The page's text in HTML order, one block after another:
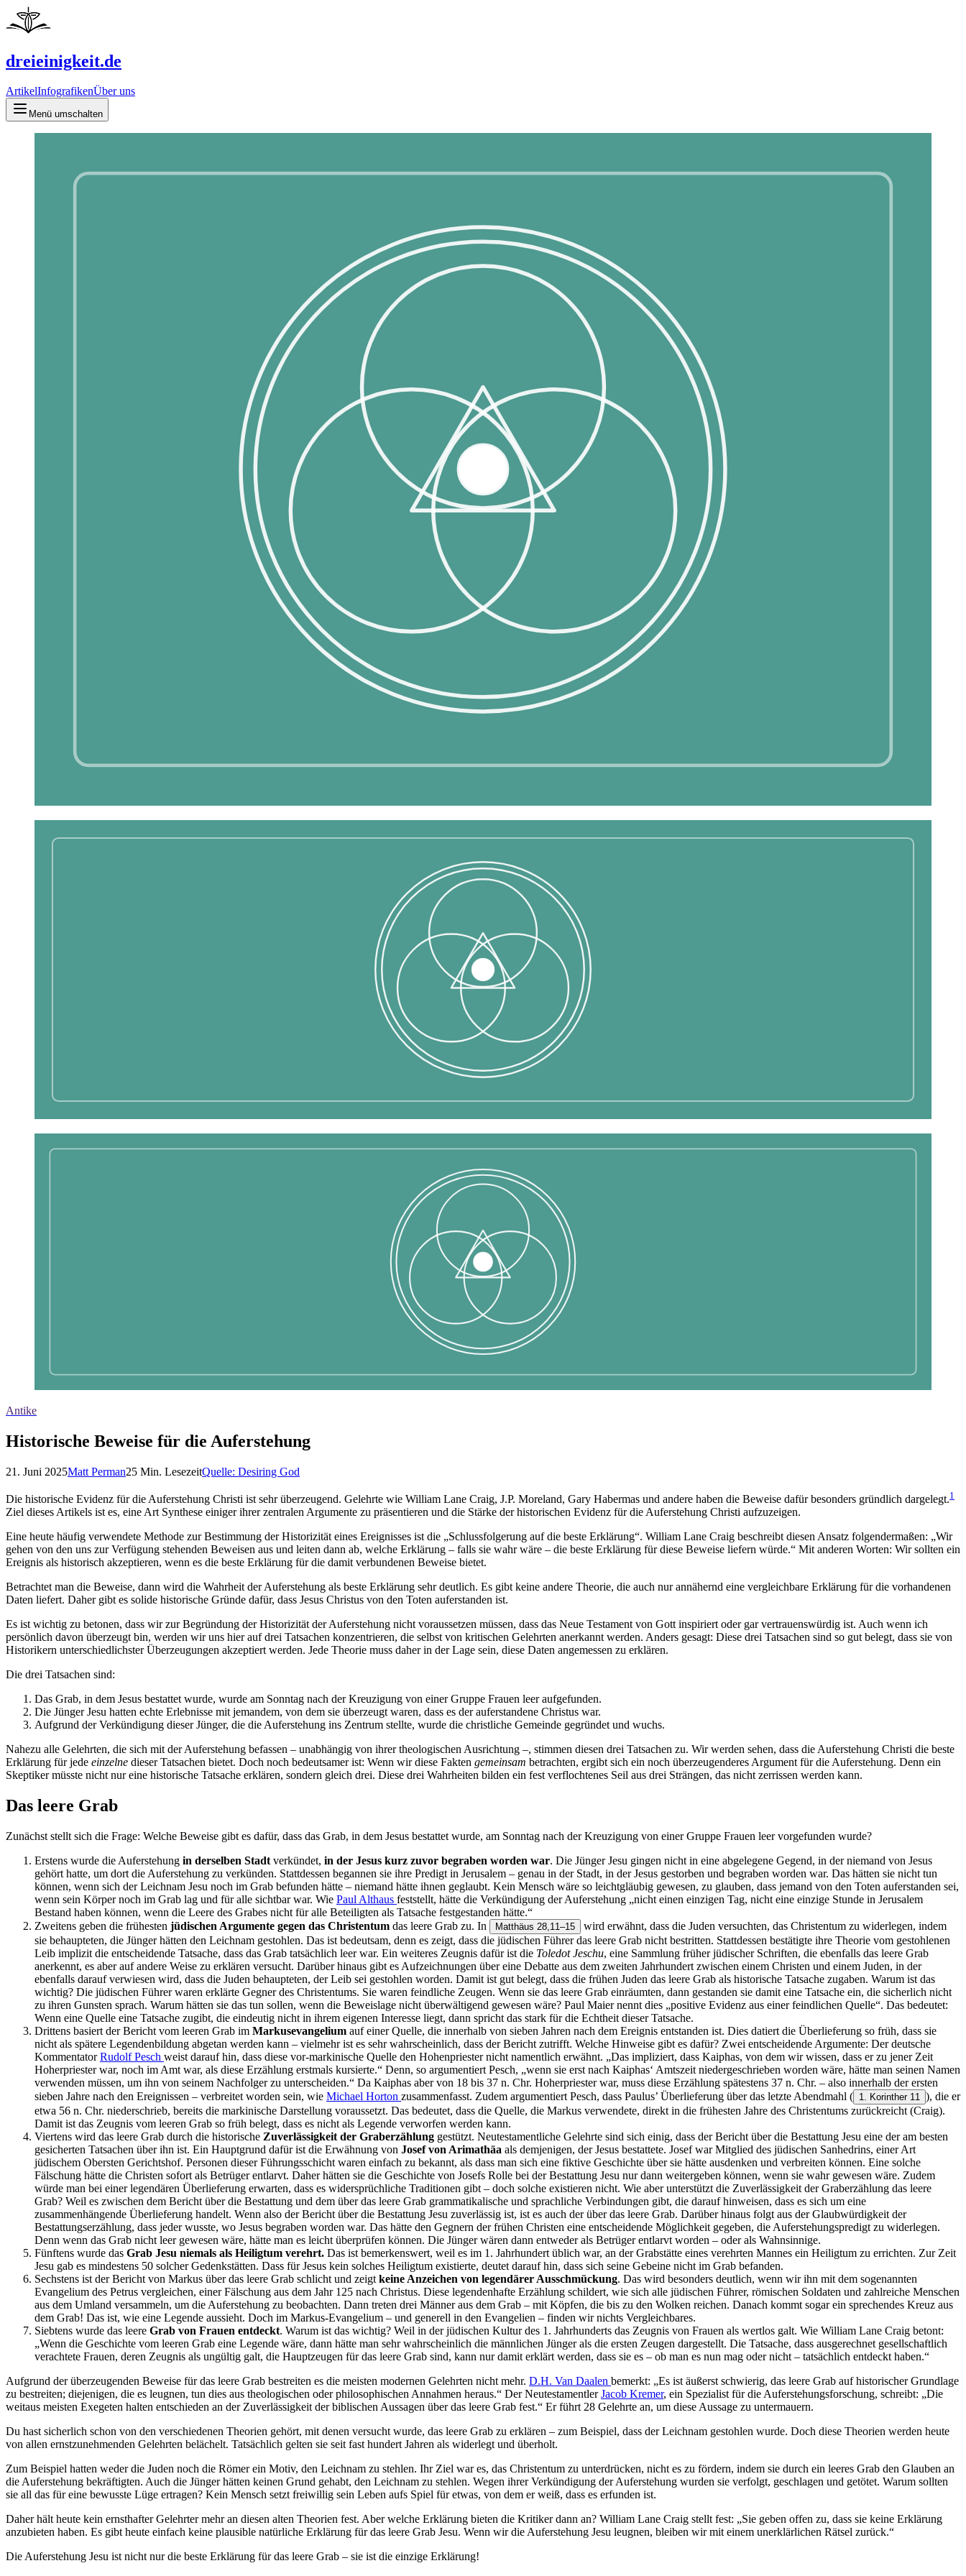
dreieinigkeit.de
ArtikelInfografikenÜber uns
Menü umschalten
Antike
Historische Beweise für die Auferstehung
21. Juni 2025Matt Perman25 Min. LesezeitQuelle: Desiring God
Die historische Evidenz für die Auferstehung Christi ist sehr überzeugend. Gelehrte wie William Lane Craig, J.P. Moreland, Gary Habermas und andere haben die Beweise dafür besonders gründlich dargelegt.1
Ziel dieses Artikels ist es, eine Art Synthese einiger ihrer zentralen Argumente zu präsentieren und die Stärke der historischen Evidenz für die Auferstehung Christi aufzuzeigen.
Eine heute häufig verwendete Methode zur Bestimmung der Historizität eines Ereignisses ist die „Schlussfolgerung auf die beste Erklärung“. William Lane Craig beschreibt diesen Ansatz folgendermaßen: „Wir
gehen von den uns zur Verfügung stehenden Beweisen aus und leiten dann ab, welche Erklärung – falls sie wahr wäre – die beste Erklärung für diese Beweise liefern würde.“ Mit anderen Worten: Wir sollten ein
Ereignis als historisch akzeptieren, wenn es die beste Erklärung für die damit verbundenen Beweise bietet.
Betrachtet man die Beweise, dann wird die Wahrheit der Auferstehung als beste Erklärung sehr deutlich. Es gibt keine andere Theorie, die auch nur annähernd eine vergleichbare Erklärung für die vorhandenen
Daten liefert. Daher gibt es solide historische Gründe dafür, dass Jesus Christus von den Toten auferstanden ist.
Es ist wichtig zu betonen, dass wir zur Begründung der Historizität der Auferstehung nicht voraussetzen müssen, dass das Neue Testament von Gott inspiriert oder gar vertrauenswürdig ist. Auch wenn ich
persönlich davon überzeugt bin, werden wir uns hier auf drei Tatsachen konzentrieren, die selbst von kritischen Gelehrten anerkannt werden. Anders gesagt: Diese drei Tatsachen sind so gut belegt, dass sie von
Historikern unterschiedlichster Überzeugungen akzeptiert werden. Jede Theorie muss daher in der Lage sein, diese Daten angemessen zu erklären.
Die drei Tatsachen sind:
Das Grab, in dem Jesus bestattet wurde, wurde am Sonntag nach der Kreuzigung von einer Gruppe Frauen leer aufgefunden.
Die Jünger Jesu hatten echte Erlebnisse mit jemandem, von dem sie überzeugt waren, dass es der auferstandene Christus war.
Aufgrund der Verkündigung dieser Jünger, die die Auferstehung ins Zentrum stellte, wurde die christliche Gemeinde gegründet und wuchs.
Nahezu alle Gelehrten, die sich mit der Auferstehung befassen – unabhängig von ihrer theologischen Ausrichtung –, stimmen diesen drei Tatsachen zu. Wir werden sehen, dass die Auferstehung Christi die beste
Erklärung für jede einzelne dieser Tatsachen bietet. Doch noch bedeutsamer ist: Wenn wir diese Fakten gemeinsam betrachten, ergibt sich ein noch überzeugenderes Argument für die Auferstehung. Denn ein
Skeptiker müsste nicht nur eine historische Tatsache erklären, sondern gleich drei. Diese drei Wahrheiten bilden ein fest verflochtenes Seil aus drei Strängen, das nicht zerrissen werden kann.
Das leere Grab
Zunächst stellt sich die Frage: Welche Beweise gibt es dafür, dass das Grab, in dem Jesus bestattet wurde, am Sonntag nach der Kreuzigung von einer Gruppe Frauen leer vorgefunden wurde?
Erstens wurde die Auferstehung in derselben Stadt verkündet, in der Jesus kurz zuvor begraben worden war. Die Jünger Jesu gingen nicht in eine abgelegene Gegend, in der niemand von Jesus
gehört hatte, um dort die Auferstehung zu verkünden. Stattdessen begannen sie ihre Predigt in Jerusalem – genau in der Stadt, in der Jesus gestorben und begraben worden war. Das hätten sie nicht tun
können, wenn sich der Leichnam Jesu noch im Grab befunden hätte – niemand hätte ihnen geglaubt. Kein Mensch wäre so leichtgläubig gewesen, zu glauben, dass jemand von den Toten auferstanden sei,
wenn sein Körper noch im Grab lag und für alle sichtbar war. Wie Paul Althaus feststellt, hätte die Verkündigung der Auferstehung „nicht einen einzigen Tag, nicht eine einzige Stunde in Jerusalem
Bestand haben können, wenn die Leere des Grabes nicht für alle Beteiligten als Tatsache festgestanden hätte.“
Zweitens geben die frühesten jüdischen Argumente gegen das Christentum das leere Grab zu. In Matthäus 28,11–15
wird erwähnt, dass die Juden versuchten, das Christentum zu widerlegen, indem
sie behaupteten, die Jünger hätten den Leichnam gestohlen. Das ist bedeutsam, denn es zeigt, dass die jüdischen Führer das leere Grab nicht bestritten. Stattdessen bestätigte ihre Theorie vom gestohlenen
Leib implizit die entscheidende Tatsache, dass das Grab tatsächlich leer war. Ein weiteres Zeugnis dafür ist die Toledot Jeschu, eine Sammlung früher jüdischer Schriften, die ebenfalls das leere Grab
anerkennt, es aber auf andere Weise zu erklären versucht. Darüber hinaus gibt es Aufzeichnungen über eine Debatte aus dem zweiten Jahrhundert zwischen einem Christen und einem Juden, in der
ebenfalls darauf verwiesen wird, dass die Juden behaupteten, der Leib sei gestohlen worden. Damit ist gut belegt, dass die frühen Juden das leere Grab als historische Tatsache zugaben. Warum ist das
wichtig? Die jüdischen Führer waren erklärte Gegner des Christentums. Sie waren feindliche Zeugen. Wenn sie das leere Grab einräumten, dann gestanden sie damit eine Tatsache ein, die sicherlich nicht
zu ihren Gunsten sprach. Warum hätten sie das tun sollen, wenn die Beweislage nicht überwältigend gewesen wäre? Paul Maier nennt dies „positive Evidenz aus einer feindlichen Quelle“. Das bedeutet:
Wenn eine Quelle eine Tatsache zugibt, die eindeutig nicht in ihrem eigenen Interesse liegt, dann spricht das stark für die Echtheit dieser Tatsache.
Drittens basiert der Bericht vom leeren Grab im Markusevangelium auf einer Quelle, die innerhalb von sieben Jahren nach dem Ereignis entstanden ist. Dies datiert die Überlieferung so früh, dass sie
nicht als spätere Legendenbildung abgetan werden kann – vielmehr ist es sehr wahrscheinlich, dass der Bericht zutrifft. Welche Hinweise gibt es dafür? Zwei entscheidende Argumente: Der deutsche
KommentatorRudolf Pesch weist darauf hin, dass diese vor-markinische Quelle den Hohenpriester nicht namentlich erwähnt. „Das impliziert, dass Kaiphas, von dem wir wissen, dass er zu jener Zeit
Hoherpriester war, noch im Amt war, als diese Erzählung erstmals kursierte.“ Denn, so argumentiert Pesch, „wenn sie erst nach Kaiphas‘ Amtszeit niedergeschrieben worden wäre, hätte man seinen Namen
verwenden müssen, um ihn von seinem Nachfolger zu unterscheiden.“ Da Kaiphas aber von 18 bis 37 n. Chr. Hoherpriester war, muss diese Erzählung spätestens 37 n. Chr. – also innerhalb der ersten
sieben Jahre nach den Ereignissen – verbreitet worden sein, wie Michael Horton zusammenfasst. Zudem argumentiert Pesch, dass Paulus’ Überlieferung über das letzte Abendmahl ( 1. Korinther 11
), die er
etwa 56 n. Chr. niederschrieb, bereits die markinische Darstellung voraussetzt. Das bedeutet, dass die Quelle, die Markus verwendete, direkt in die frühesten Jahre des Christentums zurückreicht (Craig).
Damit ist das Zeugnis vom leeren Grab so früh belegt, dass es nicht als Legende verworfen werden kann.
Viertens wird das leere Grab durch die historische Zuverlässigkeit der Graberzählung gestützt. Neutestamentliche Gelehrte sind sich einig, dass der Bericht über die Bestattung Jesu eine der am besten
gesicherten Tatsachen über ihn ist. Ein Hauptgrund dafür ist die Erwähnung von Josef von Arimathäa als demjenigen, der Jesus bestattete. Josef war Mitglied des jüdischen Sanhedrins, einer Art
jüdischem Obersten Gerichtshof. Personen dieser Führungsschicht waren einfach zu bekannt, als dass man sich eine fiktive Geschichte über sie hätte ausdenken und verbreiten können. Eine solche
Fälschung hätte die Christen sofort als Betrüger entlarvt. Daher hätten sie die Geschichte von Josefs Rolle bei der Bestattung Jesu nur dann weitergeben können, wenn sie wahr gewesen wäre. Zudem
würde man bei einer legendären Überlieferung erwarten, dass es widersprüchliche Traditionen gibt – doch solche existieren nicht. Wie aber unterstützt die Zuverlässigkeit der Graberzählung das leere
Grab? Weil es zwischen dem Bericht über die Bestattung und dem über das leere Grab grammatikalische und sprachliche Verbindungen gibt, die darauf hinweisen, dass es sich um eine
zusammenhängende Überlieferung handelt. Wenn also der Bericht über die Bestattung Jesu zuverlässig ist, ist es auch der über das leere Grab. Darüber hinaus folgt aus der Glaubwürdigkeit der
Bestattungserzählung, dass jeder wusste, wo Jesus begraben worden war. Das hätte den Gegnern der frühen Christen eine entscheidende Möglichkeit gegeben, die Auferstehungspredigt zu widerlegen.
Denn wenn das Grab nicht leer gewesen wäre, hätte man es leicht überprüfen können. Die Jünger wären dann entweder als Betrüger entlarvt worden – oder als Wahnsinnige.
Fünftens wurde das Grab Jesu niemals als Heiligtum verehrt. Das ist bemerkenswert, weil es im 1. Jahrhundert üblich war, an der Grabstätte eines verehrten Mannes ein Heiligtum zu errichten. Zur Zeit
Jesu gab es mindestens 50 solcher Gedenkstätten. Dass für Jesus kein solches Heiligtum existierte, deutet darauf hin, dass sich seine Gebeine nicht im Grab befanden.
Sechstens ist der Bericht von Markus über das leere Grab schlicht und zeigt keine Anzeichen von legendärer Ausschmückung. Das wird besonders deutlich, wenn wir ihn mit dem sogenannten
Evangelium des Petrus vergleichen, einer Fälschung aus dem Jahr 125 nach Christus. Diese legendenhafte Erzählung schildert, wie sich alle jüdischen Führer, römischen Soldaten und zahlreiche Menschen
aus dem Umland versammeln, um die Auferstehung zu beobachten. Dann treten drei Männer aus dem Grab – mit Köpfen, die bis zu den Wolken reichen. Danach kommt sogar ein sprechendes Kreuz aus
dem Grab! Das ist, wie eine Legende aussieht. Doch im Markus-Evangelium – und generell in den Evangelien – finden wir nichts Vergleichbares.
Siebtens wurde das leere Grab von Frauen entdeckt. Warum ist das wichtig? Weil in der jüdischen Kultur des 1. Jahrhunderts das Zeugnis von Frauen als wertlos galt. Wie William Lane Craig betont:
„Wenn die Geschichte vom leeren Grab eine Legende wäre, dann hätte man sehr wahrscheinlich die männlichen Jünger als die ersten Zeugen dargestellt. Die Tatsache, dass ausgerechnet gesellschaftlich
verachtete Frauen, deren Zeugnis als ungültig galt, die Hauptzeugen für das leere Grab sind, kann nur damit erklärt werden, dass sie es – ob man es nun mag oder nicht – tatsächlich entdeckt haben.“
Aufgrund der überzeugenden Beweise für das leere Grab bestreiten es die meisten modernen Gelehrten nicht mehr. D.H. Van Daalen bemerkt: „Es ist äußerst schwierig, das leere Grab auf historischer Grundlage
zu bestreiten; diejenigen, die es leugnen, tun dies aus theologischen oder philosophischen Annahmen heraus.“ Der NeutestamentlerJacob Kremer, ein Spezialist für die Auferstehungsforschung, schreibt: „Die
weitaus meisten Exegeten halten entschieden an der Zuverlässigkeit der biblischen Aussagen über das leere Grab fest.“ Er führt 28 Gelehrte an, um diese Aussage zu untermauern.
Du hast sicherlich schon von den verschiedenen Theorien gehört, mit denen versucht wurde, das leere Grab zu erklären – zum Beispiel, dass der Leichnam gestohlen wurde. Doch diese Theorien werden heute
von allen ernstzunehmenden Gelehrten belächelt. Tatsächlich gelten sie seit fast hundert Jahren als widerlegt und überholt.
Zum Beispiel hatten weder die Juden noch die Römer ein Motiv, den Leichnam zu stehlen. Ihr Ziel war es, das Christentum zu unterdrücken, nicht es zu fördern, indem sie durch ein leeres Grab den Glauben an
die Auferstehung bekräftigten. Auch die Jünger hätten keinen Grund gehabt, den Leichnam zu stehlen. Wegen ihrer Verkündigung der Auferstehung wurden sie verfolgt, geschlagen und getötet. Warum sollten
sie all das für eine bewusste Lüge ertragen? Kein Mensch setzt freiwillig sein Leben aufs Spiel für etwas, von dem er weiß, dass es erfunden ist.
Daher hält heute kein ernsthafter Gelehrter mehr an diesen alten Theorien fest. Aber welche Erklärung bieten die Kritiker dann an? William Lane Craig stellt fest: „Sie geben offen zu, dass sie keine Erklärung
anzubieten haben. Es gibt heute einfach keine plausible natürliche Erklärung für das leere Grab Jesu. Wenn wir die Auferstehung Jesu leugnen, bleiben wir mit einem unerklärlichen Rätsel zurück.“
Die Auferstehung Jesu ist nicht nur die beste Erklärung für das leere Grab – sie ist die einzige Erklärung!